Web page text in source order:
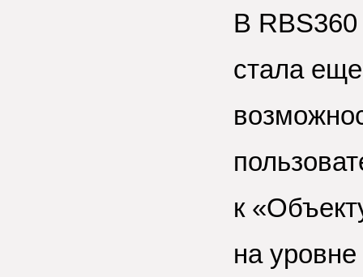
В RBS360
стала
к
на